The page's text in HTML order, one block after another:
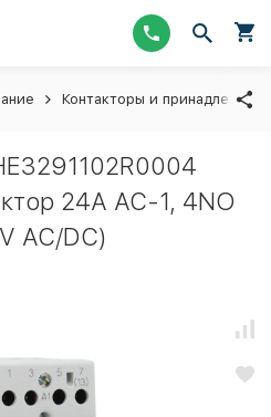
Контакторы и
24А АС-1, 4NO
AC/DC)